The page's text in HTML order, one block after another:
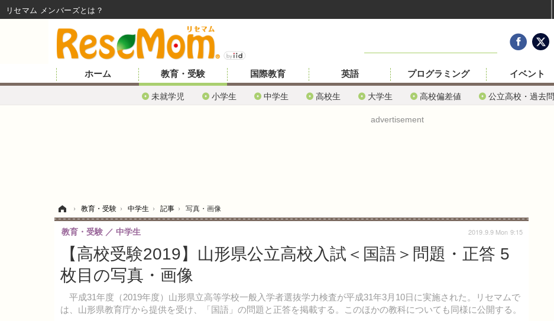
ホーム 教育・受験
未就学児 小学生 中学生 高校生 大学生 高校偏差値 公立高校・過去問
国際教育 英語 プログラミング イベント
advertisement
› 教育・受験 › 中学生 › 記事 › 写真・画像
【高校受験2019】山形県公立高校入試＜国語＞問題・正答 5
枚目の写真・画像
平成31年度（2019年度）山形県立高等学校一般入学者選抜学力検査が平成31年3月10日に実施された。リセマムで
は、山形県教育庁から提供を受け、「国語」の問題と正答を掲載する。このほかの教科についても同様に公開する。
教育・受験 中学生 2019.9.9 Mon 9:15
リセマム メンバーズ